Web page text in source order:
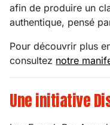
afin de produire un
authentique, pensé
Pour découvrir plus
consultez notre
Une initiative